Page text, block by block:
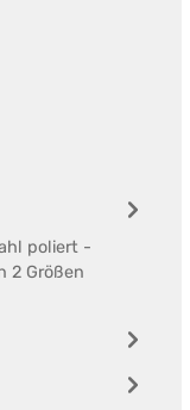
poliert -
2 Größen